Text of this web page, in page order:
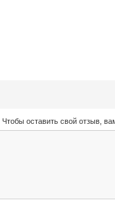
Чтобы оставить свой отзыв,